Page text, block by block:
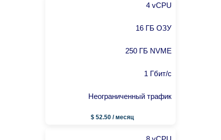
4 vCPU
16 ГБ ОЗУ
250 ГБ NVME
1 Гбит/с
Неограниченный трафик
$ 52.50 / месяц